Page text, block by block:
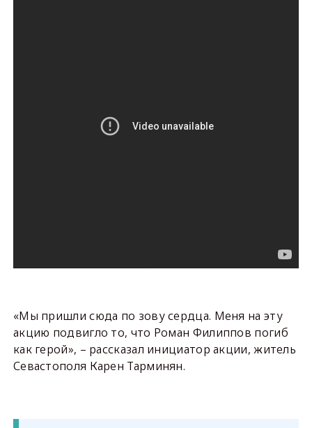
«Мы пришли сюда по зову сердца. Меня на эту
акцию подвигло то, что Роман Филиппов погиб
как герой», – рассказал инициатор акции, житель
Севастополя Карен Тарминян.